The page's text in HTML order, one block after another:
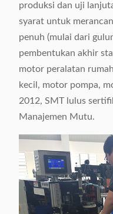
produksi dan uji
syarat untuk
penuh (mulai dari
pembentukan akhir
motor peralatan
kecil, motor pompa,
2012, SMT lulus
Manajemen Mutu.